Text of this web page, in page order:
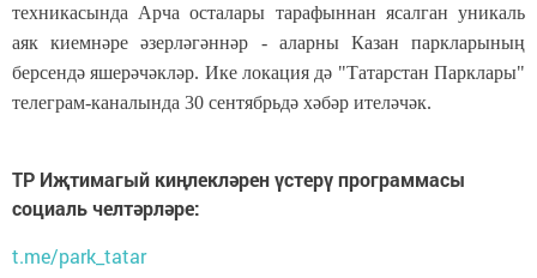
техникасында Арча осталары тарафыннан ясалган уникаль
аяк киемнәре әзерләгәннәр - аларны Казан паркларының
берсендә яшерәчәкләр. Ике локация дә "Татарстан Парклары"
телеграм-каналында 30 сентябрьдә хәбәр ителәчәк.
ТР Иҗтимагый киңлекләрен үстерү программасы
социаль челтәрләре:
t.me/park_tatar